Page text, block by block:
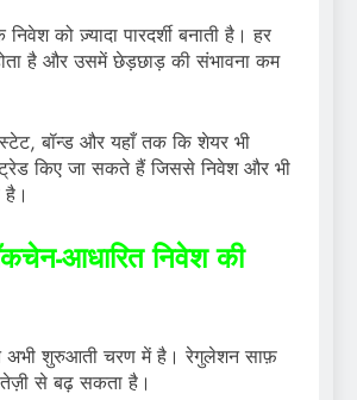
को ज़्यादा पारदर्शी बनाती है। हर
है और उसमें छेड़छाड़ की संभावना कम
बॉन्ड और यहाँ तक कि शेयर भी
किए जा सकते हैं जिससे निवेश और भी
आधारित निवेश की
अभी शुरुआती चरण में है। रेगुलेशन साफ़
तेज़ी से बढ़ सकता है।